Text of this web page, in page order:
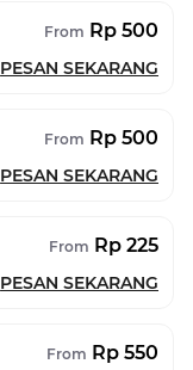
From Rp 500
PESAN SEKARANG
From Rp 500
PESAN SEKARANG
From Rp 225
PESAN SEKARANG
From Rp 550